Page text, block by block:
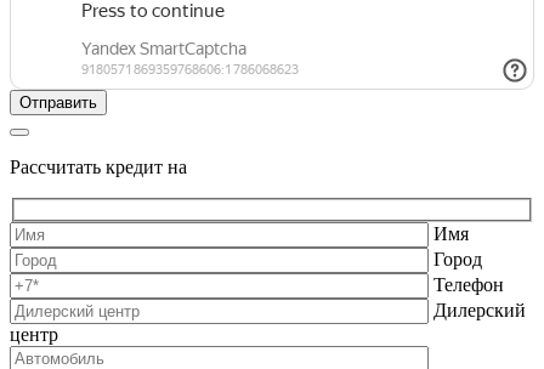
Рассчитать кредит на
Имя
Город
Телефон
Дилерский
центр